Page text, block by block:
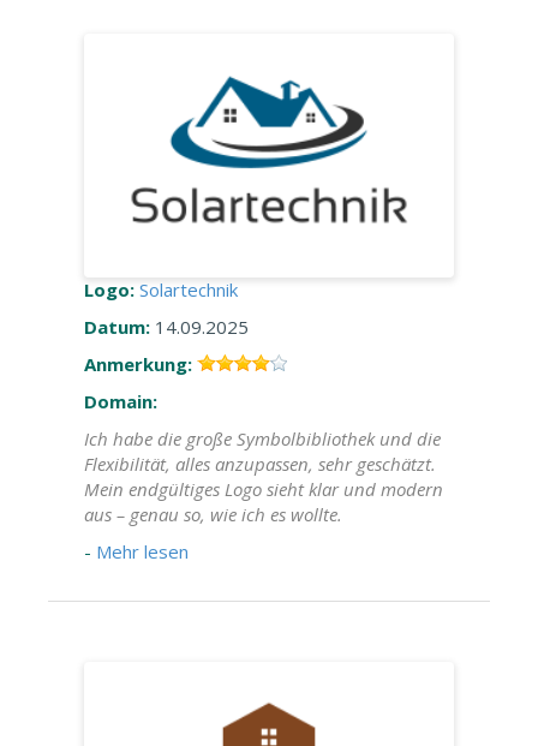
Logo: Solartechnik
Datum: 14.09.2025
Anmerkung:
Domain:
Ich habe die große Symbolbibliothek und die
Flexibilität, alles anzupassen, sehr geschätzt.
Mein endgültiges Logo sieht klar und modern
aus – genau so, wie ich es wollte.
- Mehr lesen